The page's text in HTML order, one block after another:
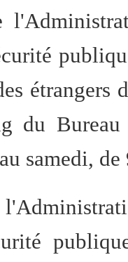
étrangers
du
samedi, de